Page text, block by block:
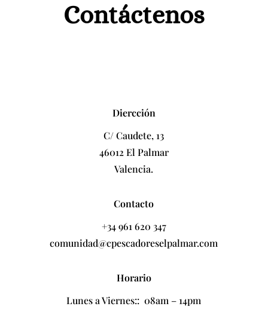
Contáctenos
Diercción
C/ Caudete, 13
46012 El Palmar
Valencia.
Contacto
+34 961 620 347
comunidad@cpescadoreselpalmar.com
Horario
Lunes a Viernes:: 08am – 14pm